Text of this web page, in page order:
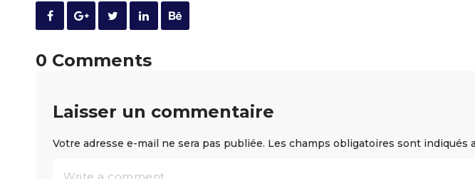
0 Comments
Laisser un commentaire
Votre adresse e-mail ne sera pas publiée. Les champs obligatoires sont indiqués